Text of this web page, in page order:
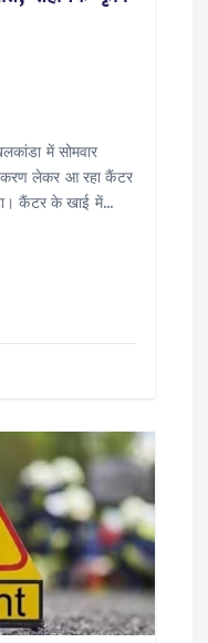
में सोमवार
लेकर आ रहा कैंटर
कैंटर के खाई में…